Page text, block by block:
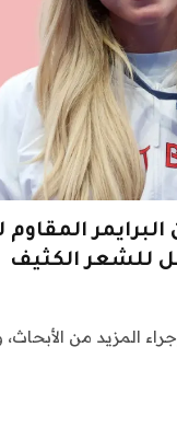
للشعر الكثيف
المزيد من